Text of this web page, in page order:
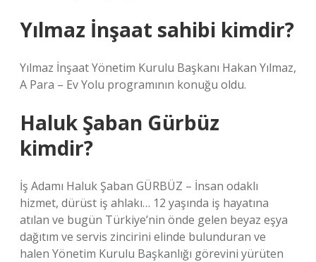
Yılmaz İnşaat sahibi kimdir?
Yılmaz İnşaat Yönetim Kurulu Başkanı Hakan Yılmaz,
A Para – Ev Yolu programının konuğu oldu.
Haluk Şaban Gürbüz
kimdir?
İş Adamı Haluk Şaban GÜRBÜZ – İnsan odaklı
hizmet, dürüst iş ahlakı… 12 yaşında iş hayatına
atılan ve bugün Türkiye’nin önde gelen beyaz eşya
dağıtım ve servis zincirini elinde bulunduran ve
halen Yönetim Kurulu Başkanlığı görevini yürüten